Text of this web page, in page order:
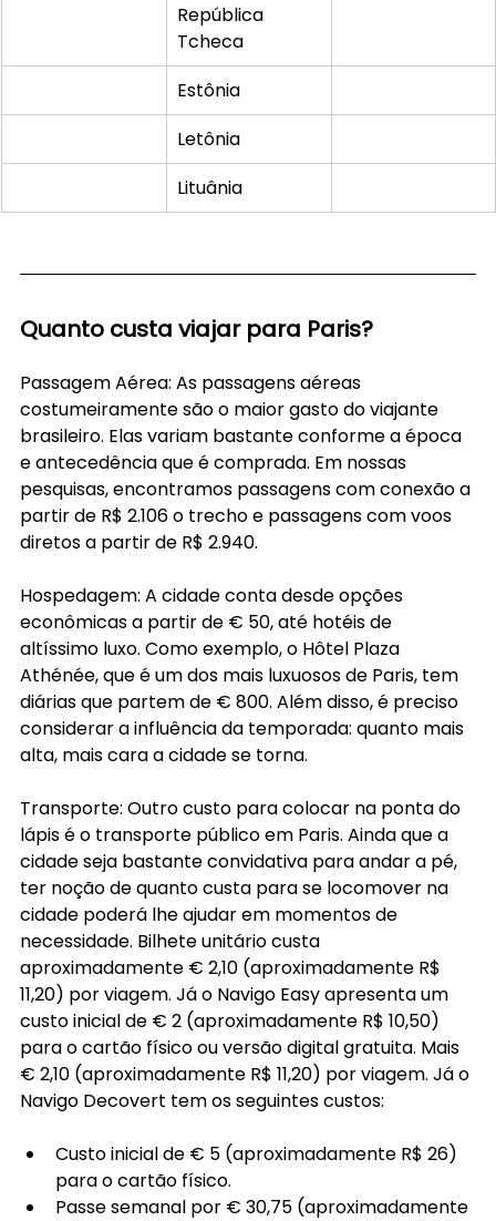
República
Tcheca
Estônia
Letônia
Lituânia
Quanto custa viajar para Paris?
Passagem Aérea: As passagens aéreas
costumeiramente são o maior gasto do viajante
brasileiro. Elas variam bastante conforme a época
e antecedência que é comprada. Em nossas
pesquisas, encontramos passagens com conexão a
partir de R$ 2.106 o trecho e passagens com voos
diretos a partir de R$ 2.940.
Hospedagem: A cidade conta desde opções
econômicas a partir de € 50, até hotéis de
altíssimo luxo. Como exemplo, o Hôtel Plaza
Athénée, que é um dos mais luxuosos de Paris, tem
diárias que partem de € 800. Além disso, é preciso
considerar a influência da temporada: quanto mais
alta, mais cara a cidade se torna.
Transporte: Outro custo para colocar na ponta do
lápis é o transporte público em Paris. Ainda que a
cidade seja bastante convidativa para andar a pé,
ter noção de quanto custa para se locomover na
cidade poderá lhe ajudar em momentos de
necessidade. Bilhete unitário custa
aproximadamente € 2,10 (aproximadamente R$
11,20) por viagem. Já o Navigo Easy apresenta um
custo inicial de € 2 (aproximadamente R$ 10,50)
para o cartão físico ou versão digital gratuita. Mais
€ 2,10 (aproximadamente R$ 11,20) por viagem. Já o
Navigo Decovert tem os seguintes custos:
Custo inicial de € 5 (aproximadamente R$ 26)
para o cartão físico.
Passe semanal por € 30,75 (aproximadamente